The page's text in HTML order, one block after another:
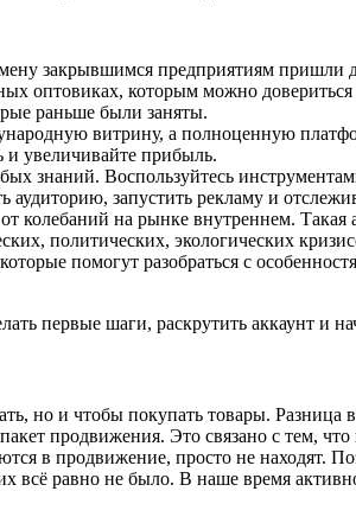
закрывшимся предприятиям пришли
оптовиках, которым можно довериться
раньше были заняты.
витрину, а полноценную
и увеличивайте прибыль.
знаний. Воспользуйтесь
запустить рекламу и
колебаний на рынке внутреннем. Такая
политических, экологических
помогут разобраться с
первые шаги, раскрутить аккаунт и
но и чтобы покупать товары. Разница
продвижения. Это связано с тем,
в продвижение, просто не находят.
всё равно не было. В наше время